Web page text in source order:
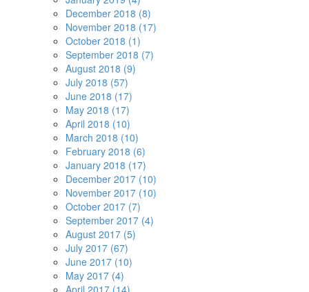
December 2018 (8)
November 2018 (17)
October 2018 (1)
September 2018 (7)
August 2018 (9)
July 2018 (57)
June 2018 (17)
May 2018 (17)
April 2018 (10)
March 2018 (10)
February 2018 (6)
January 2018 (17)
December 2017 (10)
November 2017 (10)
October 2017 (7)
September 2017 (4)
August 2017 (5)
July 2017 (67)
June 2017 (10)
May 2017 (4)
April 2017 (14)